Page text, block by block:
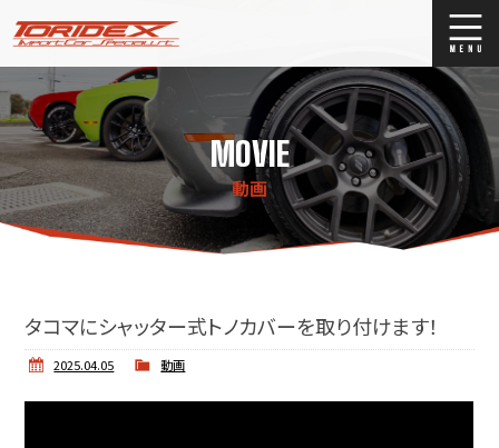
ブログ
Stock list
ストックリスト
買取
MOVIE
動画
タコマにシャッター式トノカバーを取り付けます！
2025.04.05 動画